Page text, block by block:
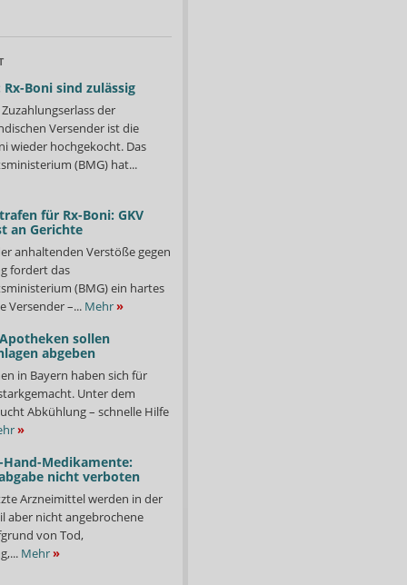
Rx-Boni sind zulässig
der
Versender ist die
wieder hochgekocht. Das
(BMG) hat...
für Rx-Boni: GKV
an Gerichte
anhaltenden Verstöße gegen
fordert das
(BMG) ein hartes
Versender –... Mehr»
sollen
abgeben
in Bayern haben sich für
Unter dem
Abkühlung – schnelle Hilfe
»
Hand-Medikamente:
nicht verboten
Arzneimittel werden in der
aber nicht angebrochene
von Tod,
Mehr»